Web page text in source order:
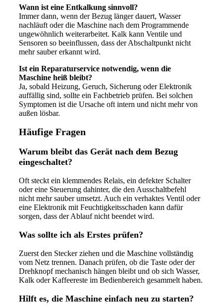
Wann ist eine Entkalkung sinnvoll?
Immer dann, wenn der Bezug länger dauert, Wasser
nachläuft oder die Maschine nach dem Programmende
ungewöhnlich weiterarbeitet. Kalk kann Ventile und
Sensoren so beeinflussen, dass der Abschaltpunkt nicht
mehr sauber erkannt wird.
Ist ein Reparaturservice notwendig, wenn die
Maschine heiß bleibt?
Ja, sobald Heizung, Geruch, Sicherung oder Elektronik
auffällig sind, sollte ein Fachbetrieb prüfen. Bei solchen
Symptomen ist die Ursache oft intern und nicht mehr von
außen lösbar.
Häufige Fragen
Warum bleibt das Gerät nach dem Bezug
eingeschaltet?
Oft steckt ein klemmendes Relais, ein defekter Schalter
oder eine Steuerung dahinter, die den Ausschaltbefehl
nicht mehr sauber umsetzt. Auch ein verhaktes Ventil oder
eine Elektronik mit Feuchtigkeitsschaden kann dafür
sorgen, dass der Ablauf nicht beendet wird.
Was sollte ich als Erstes prüfen?
Zuerst den Stecker ziehen und die Maschine vollständig
vom Netz trennen. Danach prüfen, ob die Taste oder der
Drehknopf mechanisch hängen bleibt und ob sich Wasser,
Kalk oder Kaffeereste im Bedienbereich gesammelt haben.
Hilft es, die Maschine einfach neu zu starten?